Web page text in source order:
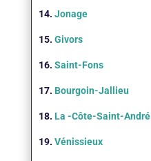
14. Jonage
15. Givors
16. Saint-Fons
17. Bourgoin-Jallieu
18. La -Côte-Saint-André
19. Vénissieux